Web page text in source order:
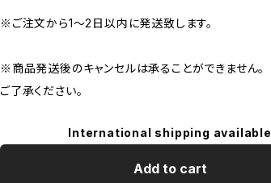
※ご注文から1〜2日以内に発送致します。
※商品発送後のキャンセルは承ることができません。
ご了承ください。
International shipping available
Add to cart